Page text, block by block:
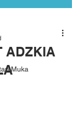
Muka
ADZKIA